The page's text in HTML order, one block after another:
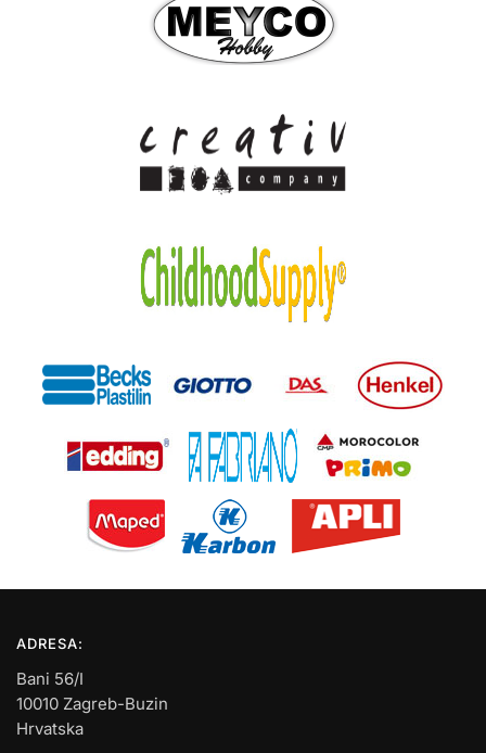
ADRESA:
Bani 56/I
10010 Zagreb-Buzin
Hrvatska